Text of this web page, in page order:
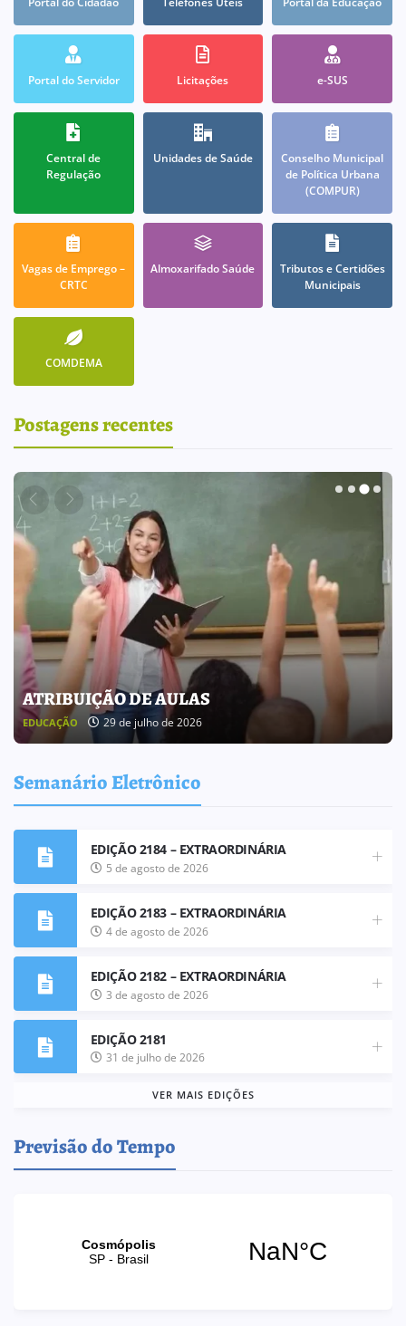
Portal do Servidor Licitações e-SUS
Central de
Regulação
Unidades de Saúde
Conselho Municipal
de Política Urbana
(COMPUR)
Vagas de Emprego –
CRTC
Almoxarifado Saúde
Tributos e Certidões
Municipais
COMDEMA
Postagens recentes
BOLETIM INFORMATIVO 238
BOLETIM INFORMATIVO 25 de julho de 2026
Semanário Eletrônico
EDIÇÃO 2184 – EXTRAORDINÁRIA
5 de agosto de 2026
EDIÇÃO 2183 – EXTRAORDINÁRIA
4 de agosto de 2026
EDIÇÃO 2182 – EXTRAORDINÁRIA
3 de agosto de 2026
EDIÇÃO 2181
31 de julho de 2026
VER MAIS EDIÇÕES
Previsão do Tempo